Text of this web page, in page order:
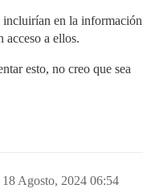
incluirían en la información
acceso a ellos.
esto, no creo que sea
18 Agosto, 2024 06:54